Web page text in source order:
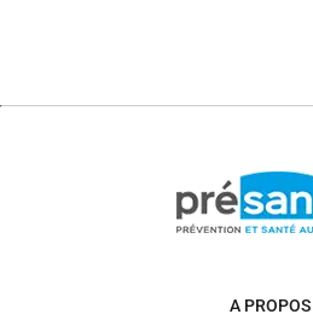
A PROPOS